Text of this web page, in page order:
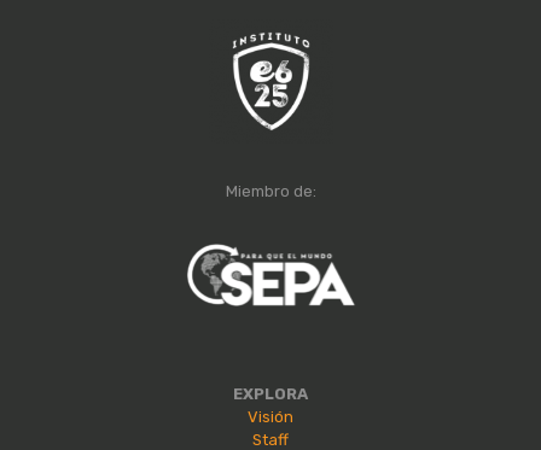
Miembro de:
EXPLORA
Visión
Staff